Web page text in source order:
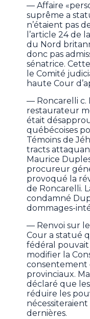
— Affaire
suprême a
n’étaient pas
l’article 24 de
du Nord
donc pas
sénatrice.
le Comité
haute Cour
— Roncarelli c.
restaurateur
était
québécoises
Témoins de
tracts
Maurice
procureur
provoqué la
de Roncarelli.
condamné
dommages-
— Renvoi sur le
Cour a statué
fédéral
modifier la
consentement
provinciaux.
déclaré que
réduire les
dernières.